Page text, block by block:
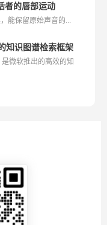
者的唇部运动
能保留原始声音的...
知识图谱检索框架
微软推出的高效的知